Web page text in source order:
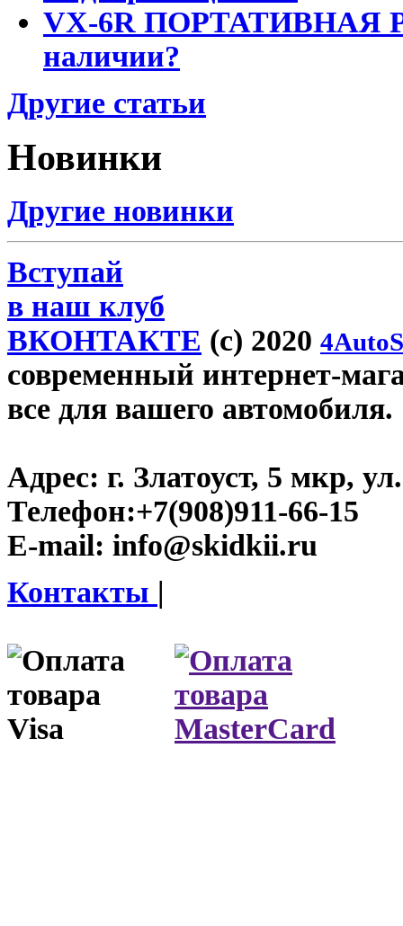
VX-6R ПОРТАТИВНАЯ
наличии?
Другие статьи
Новинки
Другие новинки
Вступай
в наш клуб
ВКОНТАКТЕ (c) 2020
современный интернет-
все для вашего автомобиля.
Адрес: г. Златоуст, 5 мкр,
Телефон:+7(908)911-66-15
E-mail: info@skidkii.ru
Контакты |